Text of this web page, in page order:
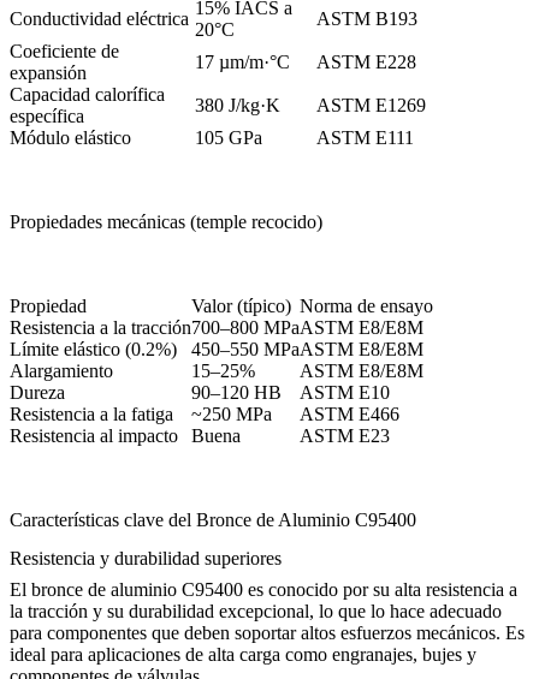
Conductividad eléctrica
15% IACS a
20°C
ASTM B193
Coeficiente de
expansión
17 µm/m·°C
ASTM E228
Capacidad calorífica
específica
380 J/kg·K
ASTM E1269
Módulo elástico
105 GPa ASTM E111
Propiedades mecánicas (temple recocido)
Propiedad Valor (típico) Norma de ensayo
Resistencia a la tracción700–800 MPaASTM E8/E8M
Límite elástico (0.2%)
450–550 MPaASTM E8/E8M
Alargamiento
15–25%
ASTM E8/E8M
Dureza
90–120 HB
ASTM E10
Resistencia a la fatiga
~250 MPa
ASTM E466
Resistencia al impacto
Buena ASTM E23
Características clave del Bronce de Aluminio C95400
Resistencia y durabilidad superiores
El bronce de aluminio C95400 es conocido por su alta resistencia a
la tracción y su durabilidad excepcional, lo que lo hace adecuado
para componentes que deben soportar altos esfuerzos mecánicos. Es
ideal para aplicaciones de alta carga como engranajes, bujes y